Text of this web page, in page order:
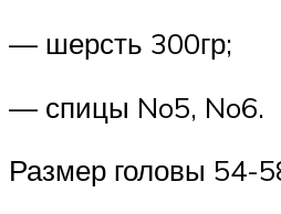
— шерсть 300гр;
— спицы No5, No6.
Размер головы 54-